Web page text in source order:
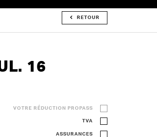
RETOUR
16
VOTRE RÉDUCTION PROPASS
TVA
ASSURANCES